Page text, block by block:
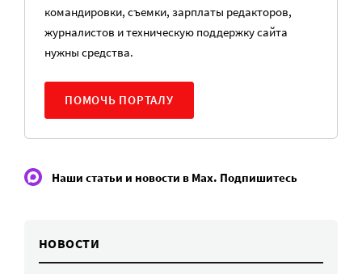
командировки, съемки, зарплаты редакторов,
журналистов и техническую поддержку сайта
нужны средства.
ПОМОЧЬ ПОРТАЛУ
Наши статьи и новости в Max. Подпишитесь
НОВОСТИ